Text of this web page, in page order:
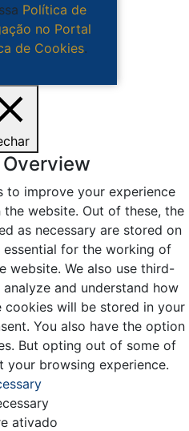
Política de
no Portal
de Cookies.
to improve your experience
website. Out of these, the
as necessary are stored on
for the working of
website. We also use third-
and understand how
cookies will be stored in your
You also have the option
But opting out of some of
your browsing experience.
ativado